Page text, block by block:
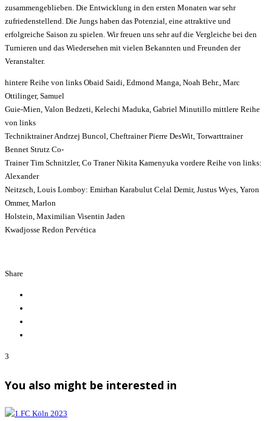
zusammengeblieben. Die Entwicklung in den ersten Monaten war sehr
zufriedenstellend. Die Jungs haben das Potenzial, eine attraktive und
erfolgreiche Saison zu spielen. Wir freuen uns sehr auf die Vergleiche bei den
Turnieren und das Wiedersehen mit vielen Bekannten und Freunden der
Veranstalter.
hintere Reihe von links Obaid Saidi, Edmond Manga, Noah Behr., Marc
Ottilinger, Samuel
Guie-Mien, Valon Bedzeti, Kelechi Maduka, Gabriel Minutillo mittlere Reihe
von links
Techniktrainer Andrzej Buncol, Cheftrainer Pierre DesWit, Torwarttrainer
Bennet Strutz Co-
Trainer Tim Schnitzler, Co Traner Nikita Kamenyuka vordere Reihe von links:
Alexander
Neitzsch, Louis Lomboy: Emirhan Karabulut Celal Demir, Justus Wyes, Yaron
Ommer, Marlon
Holstein, Maximilian Visentin Jaden
Kwadjosse Redon Pervética
Share
3
You also might be interested in